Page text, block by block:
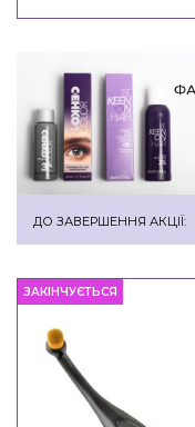
ДО ЗАВЕРШЕННЯ АКЦІЇ:
ЗАКІНЧУЄТЬСЯ